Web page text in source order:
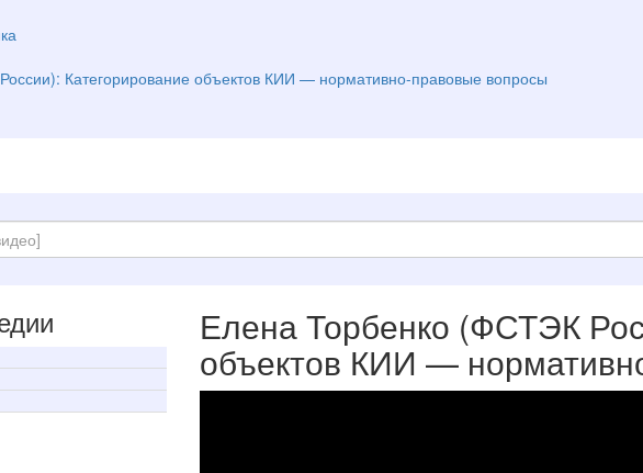
Категорирование объектов КИИ — нормативно-правовые вопросы
Елена Торбенко (ФСТЭК
объектов КИИ —